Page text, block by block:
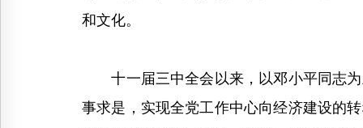
和文化。
十一届三中全会以来，以邓小平同志为
事求是，实现全党工作中心向经济建设的